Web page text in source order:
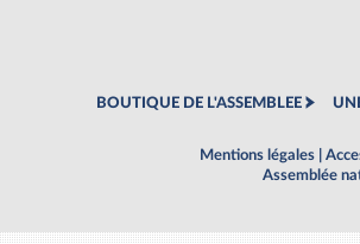
BOUTIQUE DE L'ASSEMBLEE
Mentions légales
Assemblée